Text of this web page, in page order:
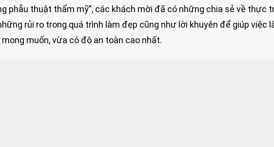
phẫu thuật thẩm mỹ”, các khách mời đã có những chia sẻ về thực
rủi ro trong quá trình làm đẹp cũng như lời khuyên để giúp việc
muốn, vừa có độ an toàn cao nhất.